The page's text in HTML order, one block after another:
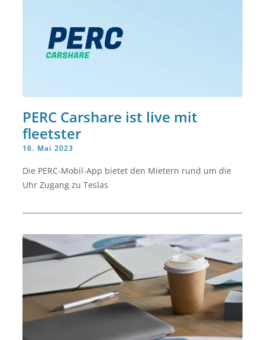
PERC Carshare ist live mit
fleetster
16. Mai 2023
Die PERC-Mobil-App bietet den Mietern rund um die
Uhr Zugang zu Teslas